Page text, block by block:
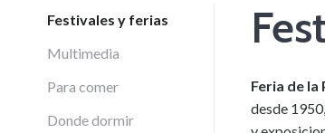
Festivales y ferias
Multimedia
Para comer
Donde dormir
Feria de
desde